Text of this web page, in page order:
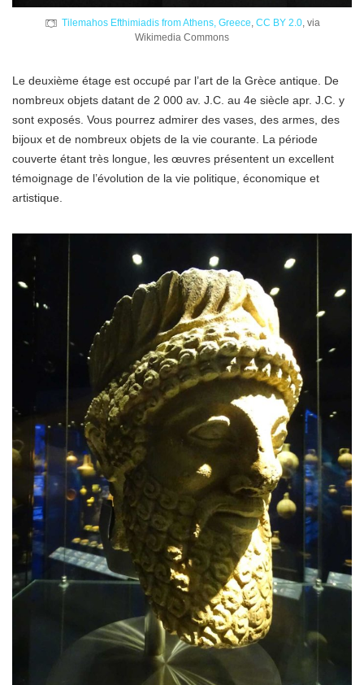
Tilemahos Efthimiadis from Athens, Greece, CC BY 2.0, via
Wikimedia Commons
Le deuxième étage est occupé par l’art de la Grèce antique. De
nombreux objets datant de 2 000 av. J.C. au 4e siècle apr. J.C. y
sont exposés. Vous pourrez admirer des vases, des armes, des
bijoux et de nombreux objets de la vie courante. La période
couverte étant très longue, les œuvres présentent un excellent
témoignage de l’évolution de la vie politique, économique et
artistique.